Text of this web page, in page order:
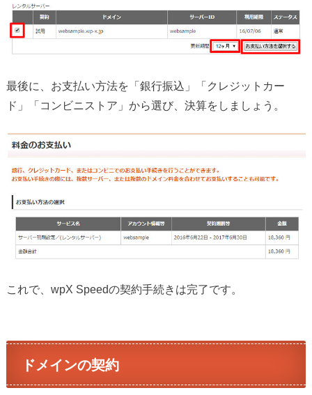
最後に、お支払い方法を「銀行振込」「クレジットカー
ド」「コンビニストア」から選び、決算をしましょう。
これで、wpX Speedの契約手続きは完了です。
ドメインの契約